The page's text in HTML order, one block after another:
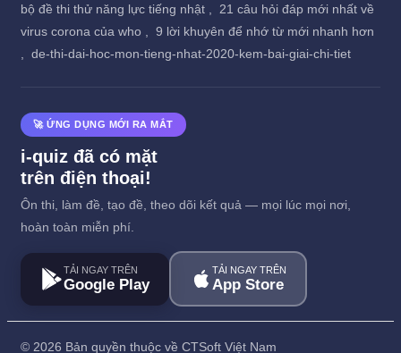
bộ đề thi thử năng lực tiếng nhật ,
21 câu hỏi đáp mới nhất về
virus corona của who ,
9 lời khuyên để nhớ từ mới nhanh hơn
de-thi-dai-hoc-mon-tieng-nhat-2020-kem-bai-giai-chi-tiet
🚀 ỨNG DỤNG MỚI RA MẮT
i-quiz đã có mặt
trên điện thoại!
Ôn thi, làm đề, tạo đề, theo dõi kết quả — mọi lúc mọi nơi,
hoàn toàn miễn phí.
TẢI NGAY TRÊN
Google Play
TẢI NGAY TRÊN
App Store
© 2026 Bản quyền thuộc về CTSoft Việt Nam